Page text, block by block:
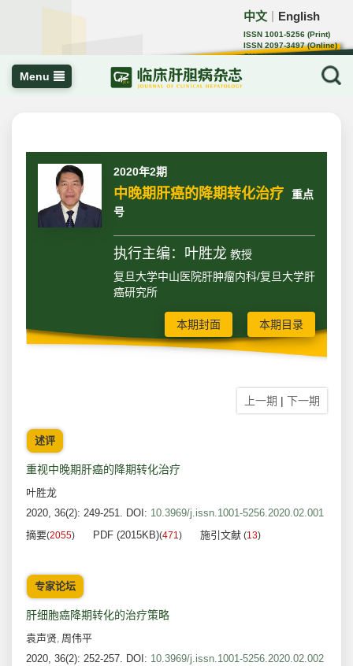
中文 English
ISSN 1001-5256 (Print)
ISSN 2097-3497 (Online)
CN 22-1108/R
Menu
2020年2期
中晚期肝癌的降期转化治疗
重点
号
执行主编：叶胜龙教授
复旦大学中山医院肝肿瘤内科/复旦大学肝
癌研究所
本期封面 本期目录
上一期 | 下一期
述评
重视中晚期肝癌的降期转化治疗
叶胜龙
2020, 36(2): 249-251. DOI: 10.3969/j.issn.1001-5256.2020.02.001
摘要(2055) PDF (2015KB)(471) 施引文献 (13)
专家论坛
肝细胞癌降期转化的治疗策略
袁声贤, 周伟平
2020, 36(2): 252-257. DOI: 10.3969/j.issn.1001-5256.2020.02.002